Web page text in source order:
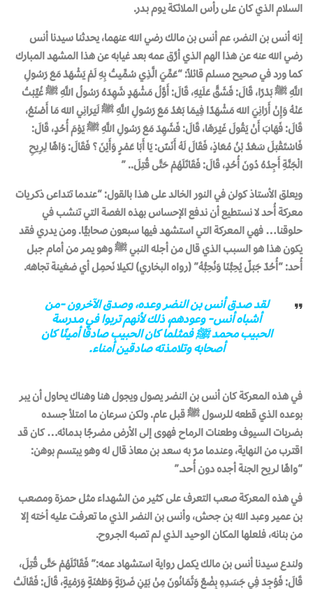
السلام الذي كان على رأس الملائكة يـوم بـدر.
إنه أنس بن النضر، عم أنس بن مالك رضي الله عنهما، يحدثنا سيدنا أنس
رضي الله عنه عن هذا الهم الذي أرَّق عمه بعد غيابه عن هذا المشهد المبارك
كما ورد في صحيح مسلم قائلاً: “عَمِّيَ الَّذِي سُمِّيتُ بِهِ لَمْ يَشْهَدْ مَعَ رَسُولِ
اللَّهِ ﷺ بَدْرًا، قَالَ: فَشَقَّ عَلَيْهِ، قَالَ: أَوَّلُ مَشْهَدٍ شَهِدَهُ رَسُولُ اللَّهِ ﷺ غُيِّبْتُ
عَنْهُ وَإِنْ أَرَانِيَ الله مَشْهَدًا فِيمَا بَعْدُ مَعَ رَسُولِ اللَّهِ ﷺ لَيَرَانِي الله مَا أَصْنَعُ،
قَالَ: فَهَابَ أَنْ يَقُولَ غَيْرَهَا، قَالَ: فَشَهِدَ مَعَ رَسُولِ اللَّهِ ﷺ يَوْمَ أُحُدٍ، قَالَ:
فَاسْتَقْبَلَ سَعْدُ بْنُ مُعَاذٍ، فَقَالَ لَهُ أَنَسٌ: يَا أَبَا عَمْرٍ وَأَيْنَ ؟ فَقَالَ: وَاهًا لِرِيحِ
الْجَنَّةِ أَجِدُهُ دُونَ أُحُدٍ، قَالَ: فَقَاتَلَهُمْ حَتَّى قُتِلَ.. ”
ويعلق الأستاذ كولن في النور الخالد على هذا بالقول: “عندما تتداعى ذكريات
معركة أُحد لا نستطيع أن ندفع الإحساس بهذه الغصة التي تنشب في
حلوقنا… فهي المعركة التي استشهد فيها سبعون صحابيًّا. ومن يدري فقد
يكون هذا هو السبب الذي قال من أجله النبي ﷺ وهو يمر من أمام جبل
أُحد: “أُحُدٌ جَبَلٌ يُحِبُّنَا وَنُحِبُّهُ” (رواه البخاري) لكيلا نَحمِل أي ضغينة تجاهه.
لقد صدق أنس بن النضر وعده، وصدق الآخرون -من
أشباه أنس- وعودهم، ذلك لأنهم تربوا في مدرسة
الحبيب محمد ﷺ فمثلما كان الحبيب صادقًا أمينًا كان
أصحابه وتلامذته صادقين أمناء.
في هذه المعركة كان أنس بن النضر يصول ويجول هنا وهناك يحاول أن يبر
بوعده الذي قطعه للرسول ﷺ قبل عام. ولكن سرعان ما امتلأ جسده
بضربات السيوف وطعنات الرماح فهوى إلى الأرض مضرجًا بدمائه… كان قد
اقترب من النهاية، وعندما مرّ به سعد بن معاذ قال له وهو يبتسم بوهن:
“واهًا لريح الجنة أجده دون أُحد.”
في هذه المعركة صعب التعرف على كثير من الشهداء مثل حمزة ومصعب
بن عمير وعبد الله بن جحش، وأنس بن النضر الذي ما تعرفت عليه أخته إلا
من بنانه، فلعلها المكان الوحيد الـذي لـم تصبه الجـروح.
ولندع سيدنا أنس بن مالك يكمل رواية استشهاد عمه:” فَقَاتَلَهُمْ حَتَّى قُتِلَ،
قَالَ: فَوُجِدَ فِي جَسَدِهِ بِضْعٌ وَثَمَانُونَ مِنْ بَيْنِ ضَرْبَةٍ وَطَعْنَةٍ وَرَمْيَةٍ، قَالَ: فَقَالَتْ